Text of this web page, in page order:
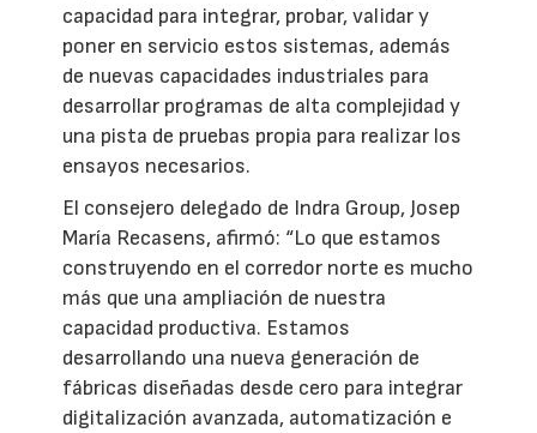
capacidad para integrar, probar, validar y
poner en servicio estos sistemas, además
de nuevas capacidades industriales para
desarrollar programas de alta complejidad y
una pista de pruebas propia para realizar los
ensayos necesarios.
El consejero delegado de Indra Group, Josep
María Recasens, afirmó: “Lo que estamos
construyendo en el corredor norte es mucho
más que una ampliación de nuestra
capacidad productiva. Estamos
desarrollando una nueva generación de
fábricas diseñadas desde cero para integrar
digitalización avanzada, automatización e